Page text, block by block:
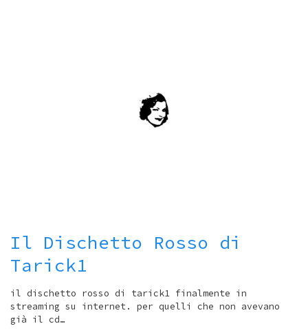
Il Dischetto Rosso di
Tarick1
il dischetto rosso di tarick1 finalmente in
streaming su internet. per quelli che non avevano
già il cd…